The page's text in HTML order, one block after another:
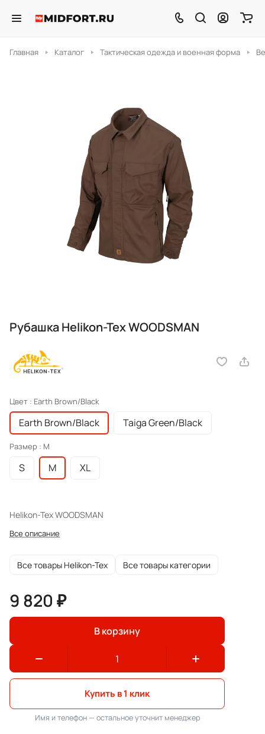
Главная Каталог Тактическая одежда и военная форма
Рубашка Helikon-Tex WOODSMAN
Цвет : Earth Brown/Black
Earth Brown/Black Taiga Green/Black
Размер : M
S M XL
Helikon-Tex WOODSMAN
Все описание
Все товары Helikon-Tex Все товары категории
9 820 ₽
В корзину
Купить в 1 клик
Имя и телефон — остальное уточнит менеджер